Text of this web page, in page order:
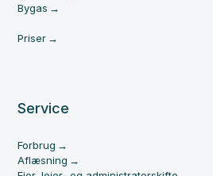
Bygas
Priser
Service
Forbrug
Aflæsning